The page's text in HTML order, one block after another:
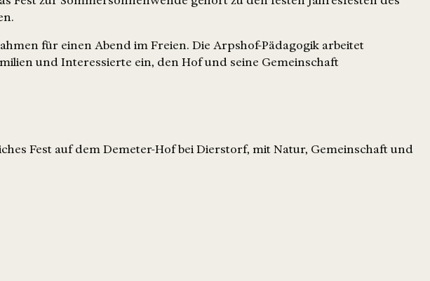
für einen Abend im Freien. Die Arpshof-Pädagogik arbeitet
und Interessierte ein, den Hof und seine Gemeinschaft
Fest auf dem Demeter-Hof bei Dierstorf, mit Natur, Gemeinschaft und